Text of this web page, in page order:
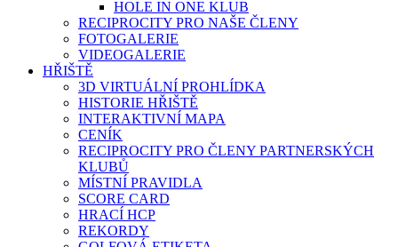
HOLE IN ONE KLUB
RECIPROCITY PRO NAŠE ČLENY
FOTOGALERIE
VIDEOGALERIE
HŘIŠTĚ
3D VIRTUÁLNÍ PROHLÍDKA
HISTORIE HŘIŠTĚ
INTERAKTIVNÍ MAPA
CENÍK
RECIPROCITY PRO ČLENY PARTNERSKÝCH
KLUBŮ
MÍSTNÍ PRAVIDLA
SCORE CARD
HRACÍ HCP
REKORDY